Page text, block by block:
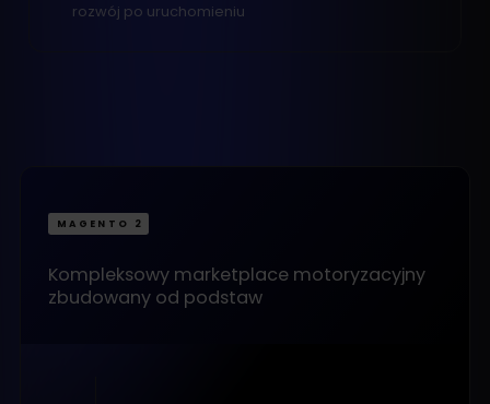
rozwój po uruchomieniu
MAGENTO 2
Kompleksowy marketplace motoryzacyjny
zbudowany od podstaw